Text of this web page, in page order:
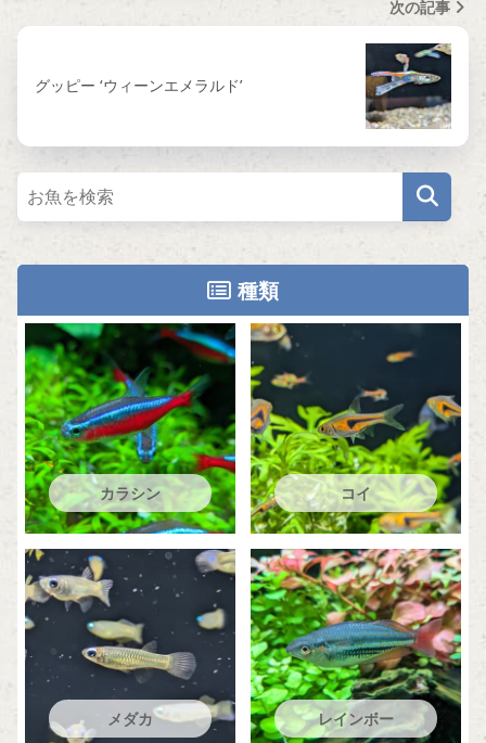
次の記事
グッピー ‘ウィーンエメラルド’
種類
カラシン コイ
メダカ レインボー